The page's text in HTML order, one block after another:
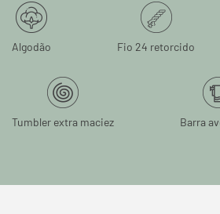
Algodão Fio 24 retorcido
Tumbler extra maciez Barra